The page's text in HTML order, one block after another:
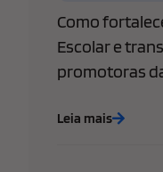
Como
Escolar e
promotoras
Leia mais